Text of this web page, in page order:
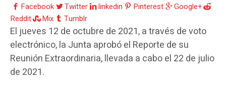
Facebook
Twitter linkedin Pinterest
Google+
Reddit
Mix Tumblr
El jueves 12 de octubre de 2021, a través de voto
electrónico, la Junta aprobó el Reporte de su
Reunión Extraordinaria, llevada a cabo el 22 de julio
de 2021.